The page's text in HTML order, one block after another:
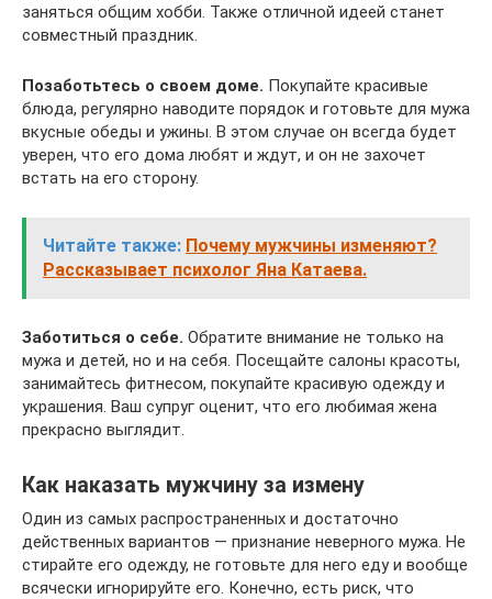
заняться общим хобби. Также отличной идеей станет
совместный праздник.
Позаботьтесь о своем доме. Покупайте красивые
блюда, регулярно наводите порядок и готовьте для мужа
вкусные обеды и ужины. В этом случае он всегда будет
уверен, что его дома любят и ждут, и он не захочет
встать на его сторону.
Читайте также: Почему мужчины изменяют?
Рассказывает психолог Яна Катаева.
Заботиться о себе. Обратите внимание не только на
мужа и детей, но и на себя. Посещайте салоны красоты,
занимайтесь фитнесом, покупайте красивую одежду и
украшения. Ваш супруг оценит, что его любимая жена
прекрасно выглядит.
Как наказать мужчину за измену
Один из самых распространенных и достаточно
действенных вариантов — признание неверного мужа. Не
стирайте его одежду, не готовьте для него еду и вообще
всячески игнорируйте его. Конечно, есть риск, что